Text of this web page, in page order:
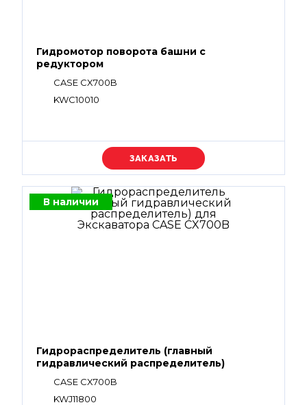
Гидромотор поворота башни с
редуктором
CASE CX700B
KWC10010
Уточняйте цену
В наличии
Гидрораспределитель (главный
гидравлический распределитель)
CASE CX700B
KWJ11800